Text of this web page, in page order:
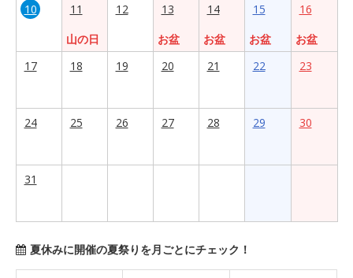
10
11
山の日
12
13
お盆
14
お盆
15
お盆
16
お盆
17
18 19 20 21 22 23
24 25 26 27 28 29 30
31
夏休みに開催の夏祭りを月ごとにチェック！